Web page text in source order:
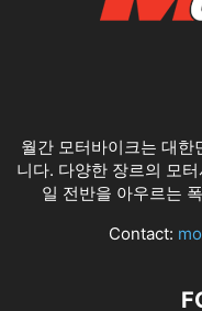
월간 모터바이크는 대한
니다. 다양한 장르의 모
일 전반을 아우르는
Contact: